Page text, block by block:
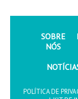
SOBRE
NÓS
POLÍTICA DE